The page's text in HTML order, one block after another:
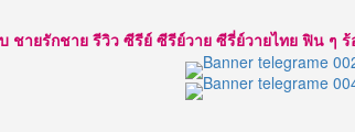
ายรักชาย รีวิว ซีรีย์ ซีรีย์วาย ซีรี่ย์วายไทย ฟิน ๆ